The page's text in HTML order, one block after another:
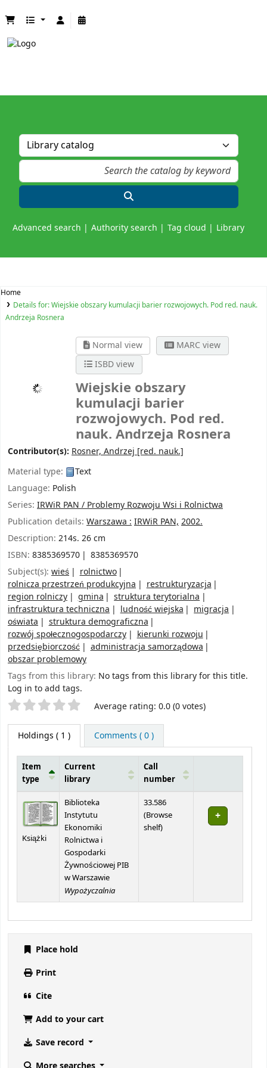
Advanced search Authority search Tag cloud Library
Home
Details for:Wiejskie obszary kumulacji barier rozwojowych. Pod red. nauk.
Andrzeja Rosnera
Normal view
MARC view
ISBD view
Wiejskie obszary
kumulacji barier
rozwojowych. Pod red.
nauk. Andrzeja Rosnera
Contributor(s): Rosner, Andrzej [red. nauk.]
Material type:
Text
Language: Polish
Series: IRWiR PAN / Problemy Rozwoju Wsi i Rolnictwa
Publication details: Warszawa : IRWiR PAN, 2002.
Description: 214s. 26 cm
ISBN: 8385369570
8385369570
Subject(s): wieś
rolnictwo
rolnicza przestrzeń produkcyjna
restrukturyzacja
region rolniczy
gmina
struktura terytorialna
infrastruktura techniczna
ludność wiejska
migracja
oświata
struktura demograficzna
rozwój społecznogospodarczy
kierunki rozwoju
przedsiębiorczość
administracja samorządowa
obszar problemowy
Tags from this library: No tags from this library for this title.
Log in to add tags.
Star ratings Average rating: 0.0 (0 votes)
Holdings ( 1 ) Comments ( 0 )
Item
type
Current
library
Call
number
Książki
Biblioteka
Instytutu
Ekonomiki
Rolnictwa i
Gospodarki
Żywnościowej PIB
w Warszawie
Wypożyczalnia
33.586
(Browse
shelf(Opens below)
)
Place hold
Print
Cite
Add to your cart
Save record